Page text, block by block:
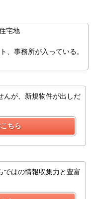
宅地
、事務所が入っている。
んが、新規物件が出しだ
ではの情報収集力と豊富